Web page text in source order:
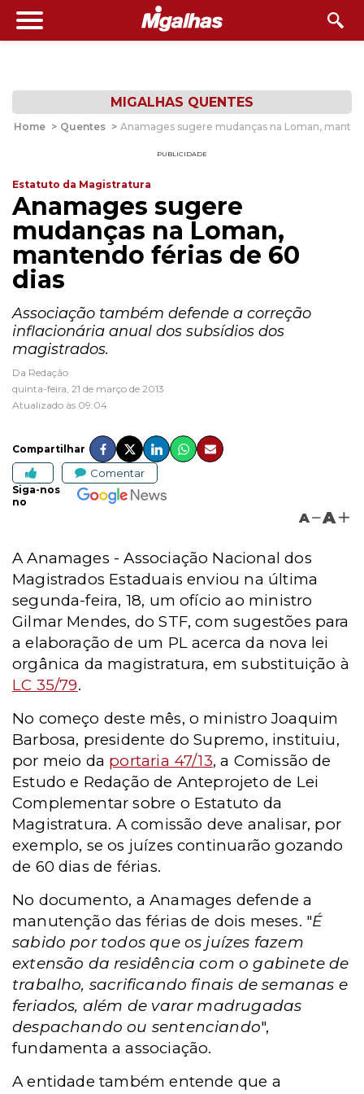
MIGALHAS QUENTES
Home > Quentes > Anamages sugere mudanças na Loman,
PUBLICIDADE
Estatuto da Magistratura
Anamages sugere
mudanças na Loman,
mantendo férias de 60
dias
Associação também defende a correção
inflacionária anual dos subsídios dos
magistrados.
Da Redação
quinta-feira, 21 de março de 2013
Atualizado às 09:04
Compartilhar
Comentar
Siga-nos
no
A A
A Anamages - Associação Nacional dos
Magistrados Estaduais enviou na última
segunda-feira, 18, um ofício ao ministro
Gilmar Mendes, do STF, com sugestões para
a elaboração de um PL acerca da nova lei
orgânica da magistratura, em substituição à
LC 35/79.
No começo deste mês, o ministro Joaquim
Barbosa, presidente do Supremo, instituiu,
por meio da portaria 47/13, a Comissão de
Estudo e Redação de Anteprojeto de Lei
Complementar sobre o Estatuto da
Magistratura. A comissão deve analisar, por
exemplo, se os juízes continuarão gozando
de 60 dias de férias.
No documento, a Anamages defende a
manutenção das férias de dois meses. "É
sabido por todos que os juízes fazem
extensão da residência com o gabinete de
trabalho, sacrificando finais de semanas e
feriados, além de varar madrugadas
despachando ou sentenciando",
fundamenta a associação.
A entidade também entende que a